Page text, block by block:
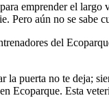
emprender el
Pero aún no se sabe
del
puerta no te deja;
Esta